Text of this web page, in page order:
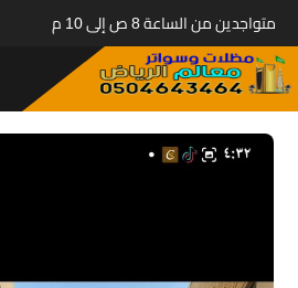
متواجدين من الساعة 8 ص إلى 10 م